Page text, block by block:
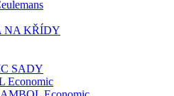
NA KŘÍDY
SADY
Economic